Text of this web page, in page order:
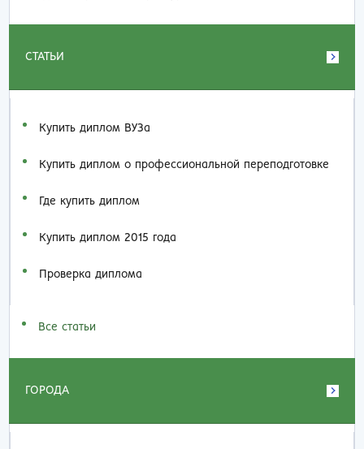
СТАТЬИ
Купить диплом ВУЗа
Купить диплом о профессиональной переподготовке
Где купить диплом
Купить диплом 2015 года
Проверка диплома
Все статьи
ГОРОДА